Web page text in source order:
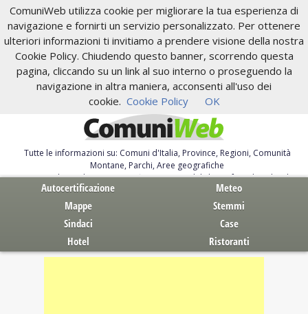
ComuniWeb utilizza cookie per migliorare la tua esperienza di
navigazione e fornirti un servizio personalizzato. Per ottenere
ulteriori informazioni ti invitiamo a prendere visione della nostra
Cookie Policy. Chiudendo questo banner, scorrendo questa
pagina, cliccando su un link al suo interno o proseguendo la
navigazione in altra maniera, acconsenti all'uso dei
cookie. Cookie Policy OK
Tutte le informazioni su: Comuni d'Italia, Province, Regioni, Comunità
Montane, Parchi, Aree geografiche
Servizi al Cittadino. Autocertificazione, moduli, leggi, free download
Autocertificazione
Meteo
Mappe
Stemmi
Sindaci
Case
Hotel
Ristoranti